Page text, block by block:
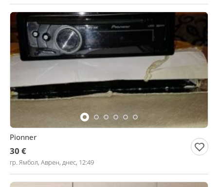
Pionner
30 €
гр. Ямбол, Аврен, днес, 12:49